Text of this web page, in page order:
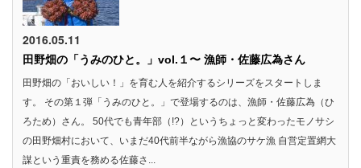
2016.05.11
田野畑の「うみのひと。」vol.１〜 漁師・佐藤広為さん
田野畑の「おいしい！」を育む人を紹介するシリーズをスタートしま
す。 その第１弾「うみのひと。」で登場するのは、漁師・佐藤広為（ひ
ろため）さん。 50代でも青年部（!?）というちょっと変わったモノサシ
の田野畑村において、いまだ40代前半ながら漁協のサケ漁 自営定置網大
謀という重責を務める佐藤さ...